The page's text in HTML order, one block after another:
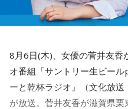
8月6日(木)、女優の菅井友香
オ番組「サントリー生ビー
ーと乾杯ラジオ』（文化放送
が放送。菅井友香が滋賀県